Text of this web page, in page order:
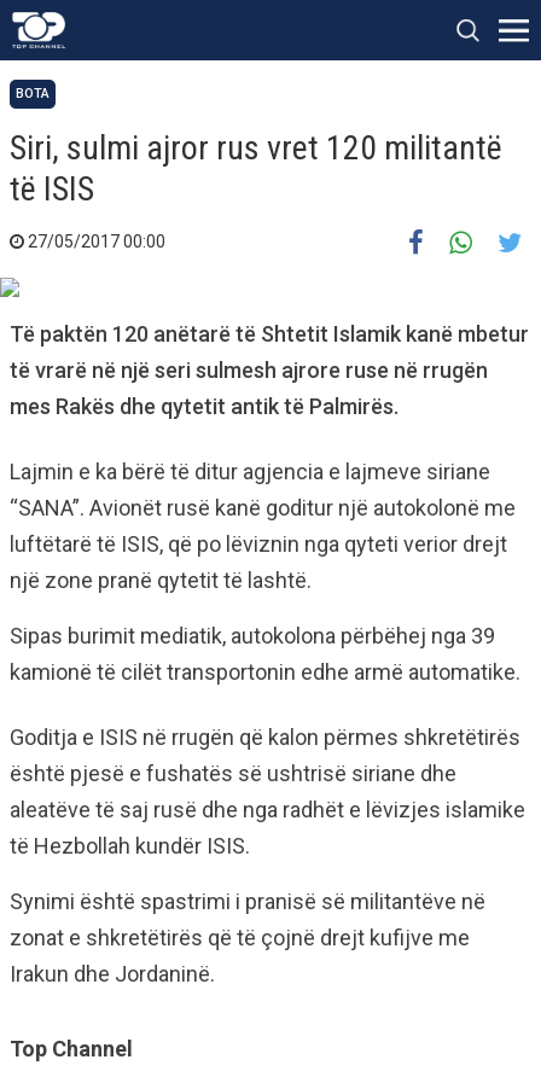
BOTA
Siri, sulmi ajror rus vret 120 militantë
të ISIS
27/05/2017 00:00
Të paktën 120 anëtarë të Shtetit Islamik kanë mbetur
të vrarë në një seri sulmesh ajrore ruse në rrugën
mes Rakës dhe qytetit antik të Palmirës.
Lajmin e ka bërë të ditur agjencia e lajmeve siriane
“SANA”. Avionët rusë kanë goditur një autokolonë me
luftëtarë të ISIS, që po lëviznin nga qyteti verior drejt
një zone pranë qytetit të lashtë.
Sipas burimit mediatik, autokolona përbëhej nga 39
kamionë të cilët transportonin edhe armë automatike.
Goditja e ISIS në rrugën që kalon përmes shkretëtirës
është pjesë e fushatës së ushtrisë siriane dhe
aleatëve të saj rusë dhe nga radhët e lëvizjes islamike
të Hezbollah kundër ISIS.
Synimi është spastrimi i pranisë së militantëve në
zonat e shkretëtirës që të çojnë drejt kufijve me
Irakun dhe Jordaninë.
Top Channel